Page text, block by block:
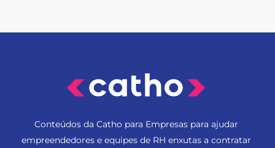
Conteúdos da Catho para Empresas para ajudar
empreendedores e equipes de RH enxutas a contratar